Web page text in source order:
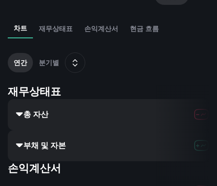
차트 재무상태표 손익계산서 현금 흐름
연간 분기별
재무상태표
총 자산
부채 및 자본
손익계산서